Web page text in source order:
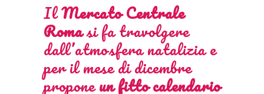
IlMercato Centrale
Romasi fa travolgere
dall’atmosfera natalizia e
per il mese di dicembre
proponeun fitto calendario